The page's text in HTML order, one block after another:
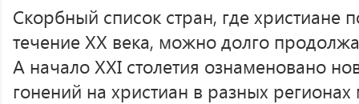
Скорбный список стран, где христиане
течение ХХ века, можно долго
А начало XXI столетия ознаменовано
гонений на христиан в разных